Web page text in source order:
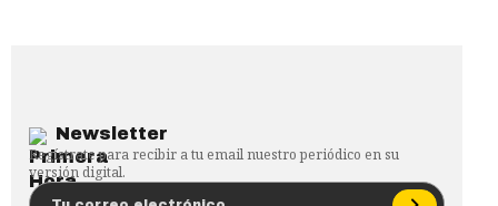
Newsletter
Regístrate para recibir a tu email nuestro periódico en su
versión digital.